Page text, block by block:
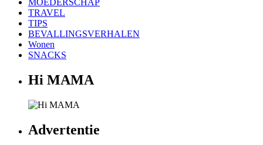
MOEDERSCHAP
TRAVEL
TIPS
BEVALLINGSVERHALEN
Wonen
SNACKS
Hi MAMA
Advertentie